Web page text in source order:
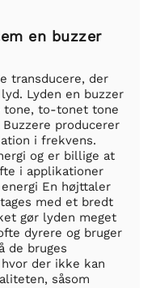
en buzzer
transducere, der
Lyden en buzzer
tone, to-tonet tone
producerer
i frekvens.
og er billige at
i applikationer
En højttaler
med et bredt
gør lyden meget
dyrere og bruger
de bruges
der ikke kan
såsom